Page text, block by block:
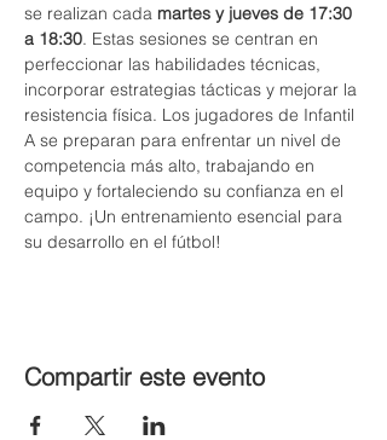
se realizan cada martes y jueves de 17:30
a 18:30. Estas sesiones se centran en
perfeccionar las habilidades técnicas,
incorporar estrategias tácticas y mejorar la
resistencia física. Los jugadores de Infantil
A se preparan para enfrentar un nivel de
competencia más alto, trabajando en
equipo y fortaleciendo su confianza en el
campo. ¡Un entrenamiento esencial para
su desarrollo en el fútbol!
Compartir este evento